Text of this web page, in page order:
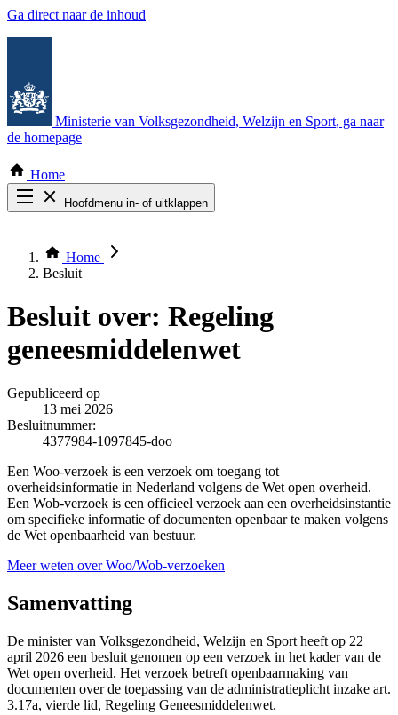
Ga direct naar de inhoud
Ministerie van Volksgezondheid, Welzijn en Sport, ga naar
de homepage
Home
Hoofdmenu in- of uitklappen
Thema COVID-19
Bekijk per bestuursorgaan
Home
Besluit
Besluit over: Regeling
geneesmiddelenwet
Gepubliceerd op
13 mei 2026
Besluitnummer:
4377984-1097845-doo
Een Woo-verzoek is een verzoek om toegang tot
overheidsinformatie in Nederland volgens de Wet open overheid.
Een Wob-verzoek is een officieel verzoek aan een overheidsinstantie
om specifieke informatie of documenten openbaar te maken volgens
de Wet openbaarheid van bestuur.
Meer weten over Woo/Wob-verzoeken
Samenvatting
De minister van Volksgezondheid, Welzijn en Sport heeft op 22
april 2026 een besluit genomen op een verzoek in het kader van de
Wet open overheid. Het verzoek betreft openbaarmaking van
documenten over de toepassing van de administratieplicht inzake art.
3.17a, vierde lid, Regeling Geneesmiddelenwet.